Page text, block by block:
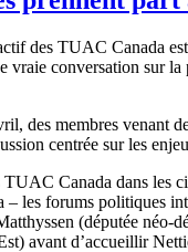
des TUAC Canada
vraie conversation sur
des membres venant
centrée sur les
Canada dans les
les forums politiques
(députée
avant d’accueillir